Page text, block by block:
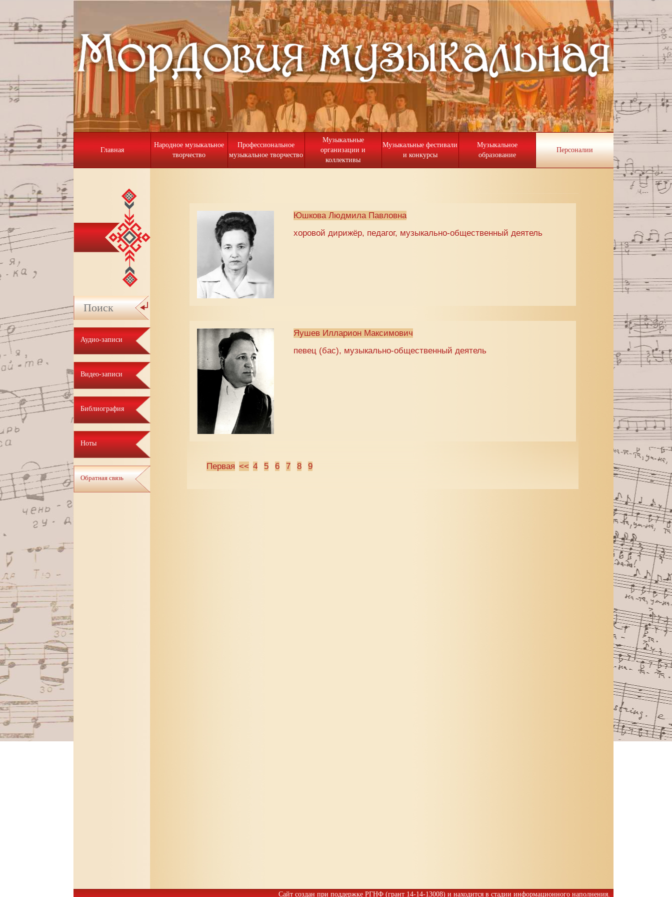
Главная
Народное музыкальное
творчество
Профессиональное
музыкальное творчество
Музыкальные
организации и
коллективы
Музыкальные фестивали
и конкурсы
Музыкальное
образование
Персоналии
Аудио-записи
Видео-записи
Библиография
Ноты
Обратная связь
Юшкова Людмила Павловна
хоровой дирижёр, педагог, музыкально-общественный деятель
Яушев Илларион Максимович
певец (бас), музыкально-общественный деятель
Первая << 4 5 6 7 8 9
Сайт создан при поддержке РГНФ (грант 14-14-13008) и находится в стадии информационного наполнения.